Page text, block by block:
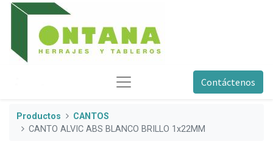
Contáctenos
Productos
CANTOS
CANTO ALVIC ABS BLANCO BRILLO 1x22MM